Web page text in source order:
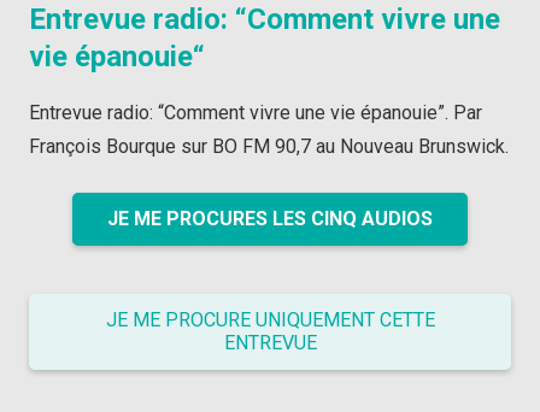
Entrevue radio: “Comment vivre une
vie épanouie“
Entrevue radio: “Comment vivre une vie épanouie”. Par
François Bourque sur BO FM 90,7 au Nouveau Brunswick.
JE ME PROCURES LES CINQ AUDIOS
JE ME PROCURE UNIQUEMENT CETTE
ENTREVUE